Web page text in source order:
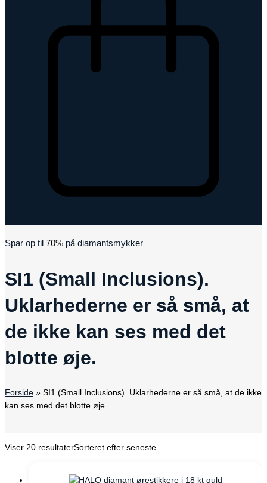
Spar op til 70% på diamantsmykker
SI1 (Small Inclusions).
Uklarhederne er så små, at
de ikke kan ses med det
blotte øje.
Forside » SI1 (Small Inclusions). Uklarhederne er så små, at de ikke
kan ses med det blotte øje.
Viser 20 resultaterSorteret efter seneste